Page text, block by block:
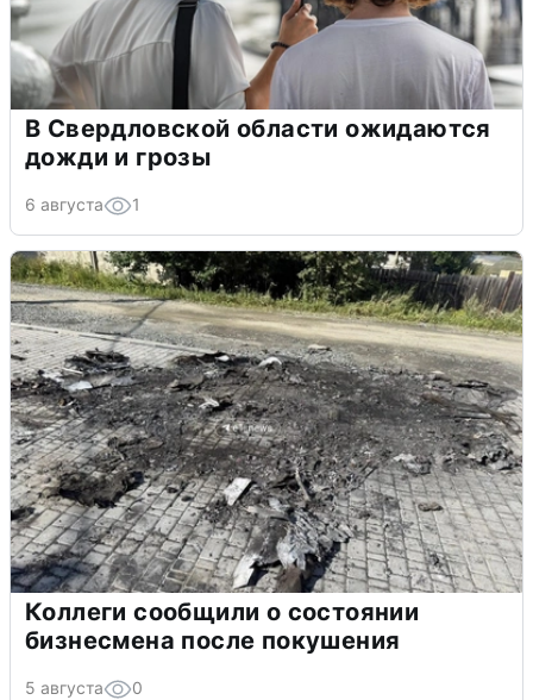
В Свердловской области ожидаются
дожди и грозы
6 августа 1
Коллеги сообщили о состоянии
бизнесмена после покушения
5 августа 0